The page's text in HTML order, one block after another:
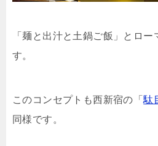
「麺と出汁と土鍋ご飯」とロー
す。
このコンセプトも西新宿の「駄
同様です。